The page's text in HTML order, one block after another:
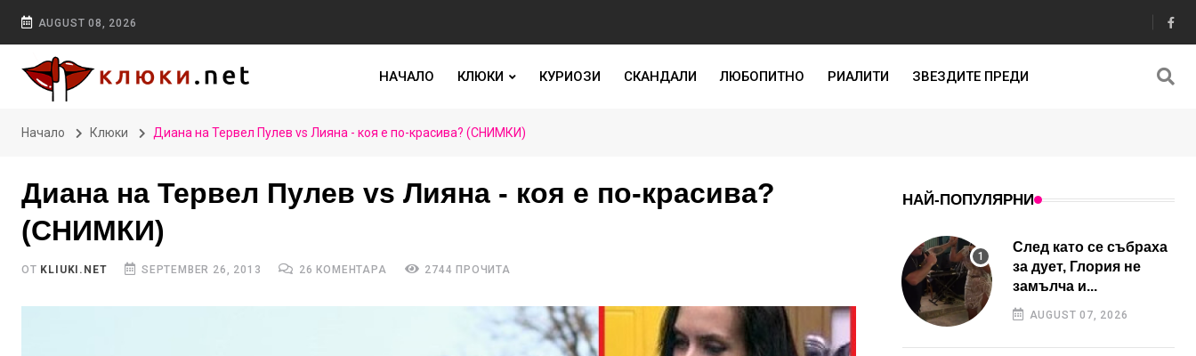
AUGUST 08, 2026
НАЧАЛО КЛЮКИ КУРИОЗИ СКАНДАЛИ ЛЮБОПИТНО РИАЛИТИ ЗВЕЗДИТЕ ПРЕДИ
Начало Клюки Диана на Тервел Пулев vs Лияна - коя е по-красива? (СНИМКИ)
Диана на Тервел Пулев vs Лияна - коя е по-красива?
(СНИМКИ)
ОТ KLIUKI.NET SEPTEMBER 26, 2013 26 КОМЕНТАРА 2744 ПРОЧИТА
НАЙ-ПОПУЛЯРНИ
След като се събраха
за дует, Глория не
замълча и...
AUGUST 07, 2026